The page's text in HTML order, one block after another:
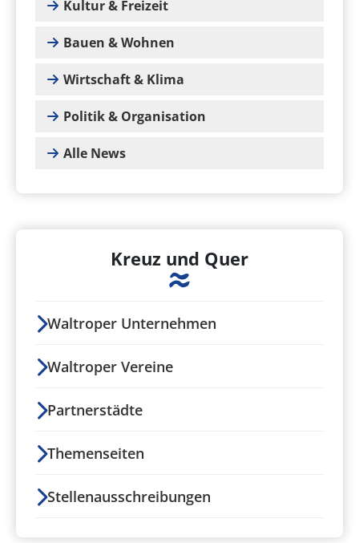
Kultur & Freizeit
Bauen & Wohnen
Wirtschaft & Klima
Politik & Organisation
Alle News
Kreuz und Quer
Waltroper Unternehmen
Waltroper Vereine
Partnerstädte
Themenseiten
Stellenausschreibungen